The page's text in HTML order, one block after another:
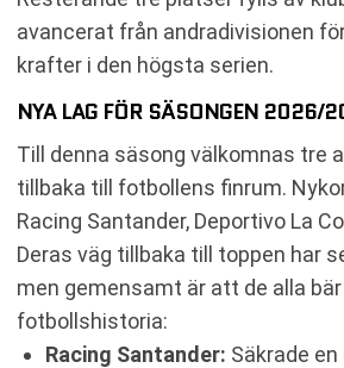
avancerat från andradivisionen
krafter i den högsta serien.
NYA LAG FÖR SÄSONGEN 2026/
Till denna säsong välkomnas tre
tillbaka till fotbollens finrum.
Racing Santander, Deportivo La
Deras väg tillbaka till toppen har
men gemensamt är att de alla bär
fotbollshistoria:
Racing Santander: Säkrade